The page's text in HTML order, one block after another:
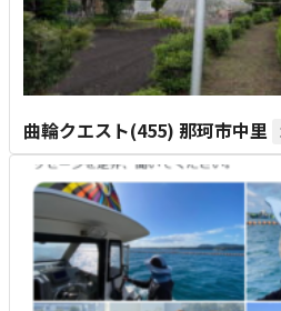
曲輪クエスト(455) 那珂市中里